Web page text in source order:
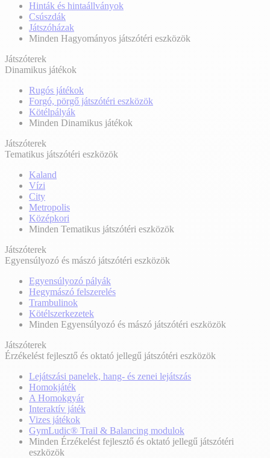
Hinták és hintaállványok
Csúszdák
Játszóházak
Minden Hagyományos játszótéri eszközök
Játszóterek
Dinamikus játékok
Rugós játékok
Forgó, pörgő játszótéri eszközök
Kötélpályák
Minden Dinamikus játékok
Játszóterek
Tematikus játszótéri eszközök
Kaland
Vízi
City
Metropolis
Középkori
Minden Tematikus játszótéri eszközök
Játszóterek
Egyensúlyozó és mászó játszótéri eszközök
Egyensúlyozó pályák
Hegymászó felszerelés
Trambulinok
Kötélszerkezetek
Minden Egyensúlyozó és mászó játszótéri eszközök
Játszóterek
Érzékelést fejlesztő és oktató jellegű játszótéri eszközök
Lejátszási panelek, hang- és zenei lejátszás
Homokjáték
A Homokgyár
Interaktív játék
Vizes játékok
GymLudic® Trail & Balancing modulok
Minden Érzékelést fejlesztő és oktató jellegű játszótéri
eszközök